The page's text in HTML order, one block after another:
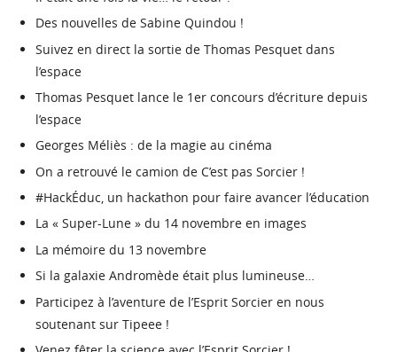
Des nouvelles de Sabine Quindou !
Suivez en direct la sortie de Thomas Pesquet dans
l’espace
Thomas Pesquet lance le 1er concours d’écriture depuis
l’espace
Georges Méliès : de la magie au cinéma
On a retrouvé le camion de C’est pas Sorcier !
#HackÉduc, un hackathon pour faire avancer l’éducation
La « Super-Lune » du 14 novembre en images
La mémoire du 13 novembre
Si la galaxie Andromède était plus lumineuse…
Participez à l’aventure de l’Esprit Sorcier en nous
soutenant sur Tipeee !